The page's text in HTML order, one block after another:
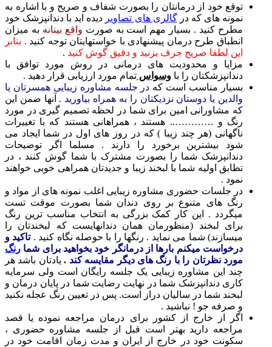
توقع خود از درمانتان را بصورت شفاف و صریح و با اشاره به
نمونه های که درگالری های تصاویر دیده اید با دندانپزشک خود
مطرح کنید . بسیار مهم است به صورت واقع بینانه به میزان
انطباق طرح درمان پیشنهادی با خواستهایتان توجه کنید . بنابر
این لطفا صریح حرف بزنید و دقیق گوش کنید .
مزایا و محدودیت های درمانی در روش مورد توافق با
دندانپزشکتان را با وسواس تمام مورد ارزیابی قرار دهید .
بسیار مناسب است که در جلسه مشاوره زیبایی همسرتان یا
والدین یا دوستان نزدیکتان را به همراه بیاورید . آنها ضمن این
که مشاورانی امین برای شما در لحظه تصمیم گیری در مورد
رنگ و ………….. هستند ، همراهانی هستند که با تغییرات
ناگهانی (هر چند زیبا ) که در روز های اول در شما ایجاد می
شود بیشترین برخورد را دارند . مسلما اگر توضیحات
دندانپزشک شما را بصورت مشترک با شما گوش کنند ، در
تطابق اولیه شما با لبخند زیبا و جدیدتان همراهی خوبی خواهند
نمود .
در جلسات حضوری مشاوره زیبایی اغلب نمونه های از مواد و
رنگ های متنوع بر روی دندان شما بصورت موقت تست
میگردد . این کار کمک بزرگی به انتخاب مناسب ترین رنگ
برای لبخند (منظورمان همان دندانهایست که لبخندتان را
میسازند) شما می نماید . رنگها را با حوصله نگاه کنید .تاکید و
درخواست میکنم بارها از درمانگر خود بخواهید برای شما رنگ
مورد نظرتان را با رنگ های دیگر مقایسه کند .یادتان باشد هر
چند این مشاوره زیبایی یک جلسه رایگان است ولی سرمایه
کاری دندانپزشک شما در نهایت رضایت شما در پایان درمان و
لبخند شما در سالیان دراز است. پس در تعیین رنگ عجله نکنید
و صرفه جو ! نباشید .
اگر از خارج از کشور برای درمان مراجعه نموده یا قصد
مراجعه دارید بهتر است قبل از جلسه مشاوره حضوری ،
سکونت خود در خارج از ایران و مدت زمان اقامت خود در